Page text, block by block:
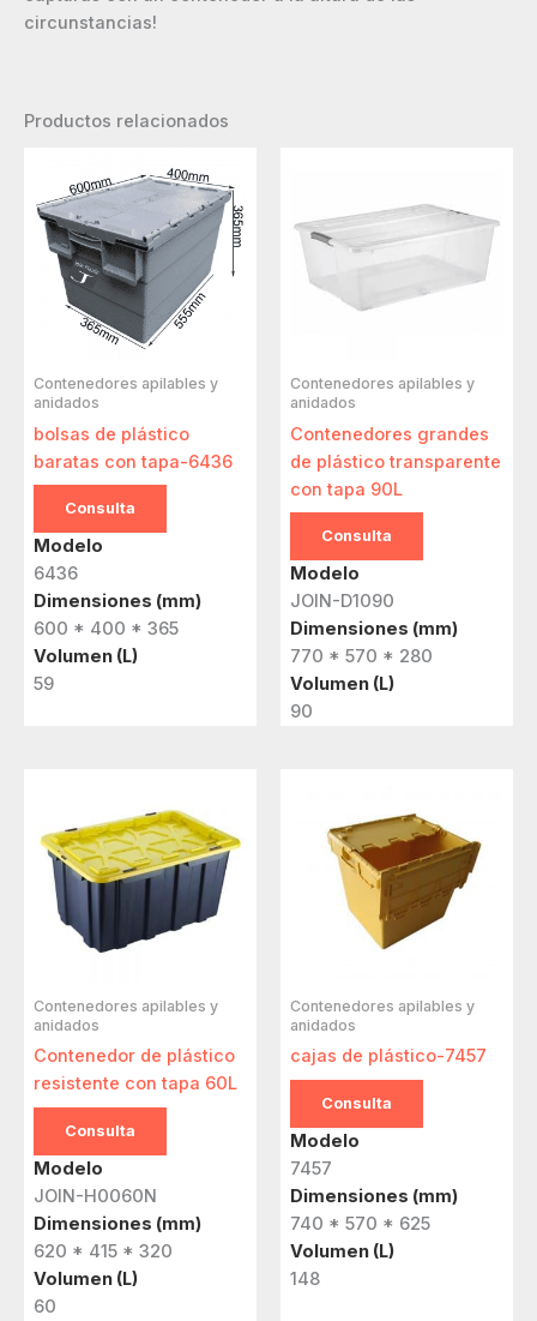
circunstancias!
Productos relacionados
Contenedores apilables y
anidados
bolsas de plástico
baratas con tapa-6436
Consulta
Modelo
6436
Dimensiones (mm)
600 * 400 * 365
Volumen (L)
59
Contenedores apilables y
anidados
Contenedores grandes
de plástico transparente
con tapa 90L
Consulta
Modelo
JOIN-D1090
Dimensiones (mm)
770 * 570 * 280
Volumen (L)
90
Contenedores apilables y
anidados
Contenedor de plástico
resistente con tapa 60L
Consulta
Modelo
JOIN-H0060N
Dimensiones (mm)
620 * 415 * 320
Volumen (L)
60
Contenedores apilables y
anidados
cajas de plástico-7457
Consulta
Modelo
7457
Dimensiones (mm)
740 * 570 * 625
Volumen (L)
148